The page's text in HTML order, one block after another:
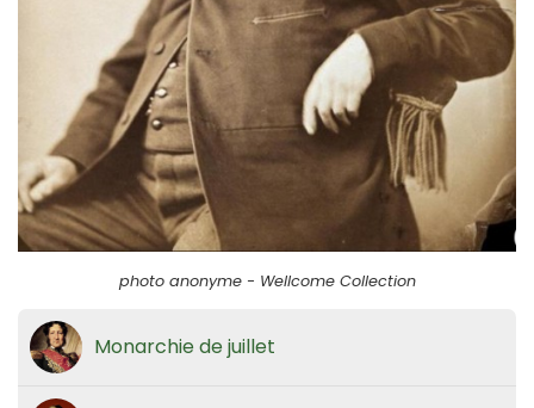
photo anonyme - Wellcome Collection
Monarchie de juillet